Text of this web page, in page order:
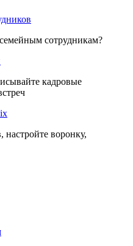
сотрудникам?
кадровые
настройте воронку,